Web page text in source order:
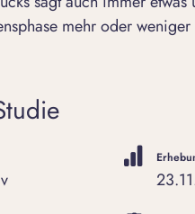
mehr oder weniger